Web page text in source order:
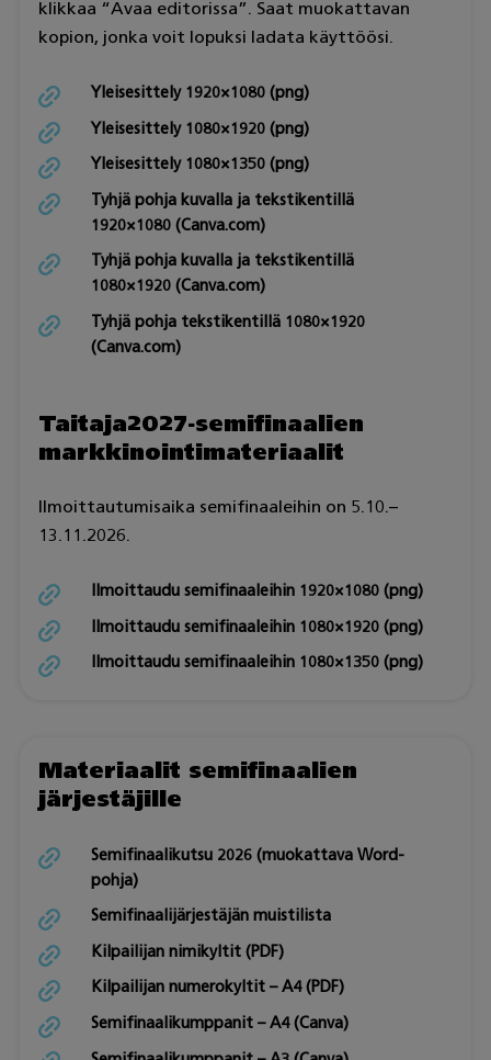
klikkaa “Avaa editorissa”. Saat muokattavan
kopion, jonka voit lopuksi ladata käyttöösi.
Yleisesittely 1920×1080 (png)
Yleisesittely 1080×1920 (png)
Yleisesittely 1080×1350 (png)
Tyhjä pohja kuvalla ja tekstikentillä
1920×1080 (Canva.com)
Tyhjä pohja kuvalla ja tekstikentillä
1080×1920 (Canva.com)
Tyhjä pohja tekstikentillä 1080×1920
(Canva.com)
Taitaja2027-semifinaalien
markkinointimateriaalit
Ilmoittautumisaika semifinaaleihin on 5.10.–
13.11.2026.
Ilmoittaudu semifinaaleihin 1920×1080 (png)
Ilmoittaudu semifinaaleihin 1080×1920 (png)
Ilmoittaudu semifinaaleihin 1080×1350 (png)
Materiaalit semifinaalien
järjestäjille
Semifinaalikutsu 2026 (muokattava Word-
pohja)
Semifinaalijärjestäjän muistilista
Kilpailijan nimikyltit (PDF)
Kilpailijan numerokyltit – A4 (PDF)
Semifinaalikumppanit – A4 (Canva)